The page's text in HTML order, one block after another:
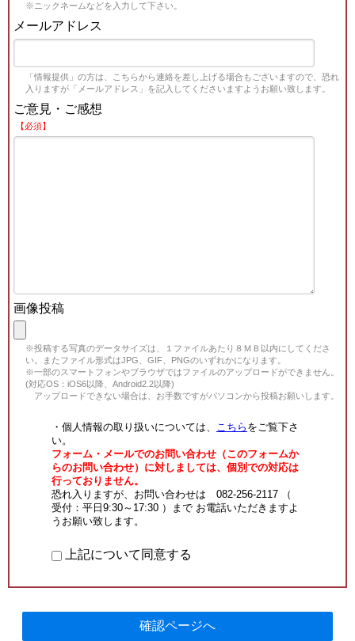
※ニックネームなどを入力して下さい。
メールアドレス
「情報提供」の方は、こちらから連絡を差し上げる場合もございますので、恐れ
入りますが「メールアドレス」を記入してくださいますようお願い致します。
ご意見・ご感想
【必須】
画像投稿
※投稿する写真のデータサイズは、１ファイルあたり８ＭＢ以内にしてくださ
い。またファイル形式はJPG、GIF、PNGのいずれかになります。
※一部のスマートフォンやブラウザではファイルのアップロードができません。
(対応OS：iOS6以降、Android2.2以降)
アップロードできない場合は、お手数ですがパソコンから投稿お願いします。
・個人情報の取り扱いについては、 こちら をご覧下さ
い。
フォーム・メールでのお問い合わせ（このフォームか
らのお問い合わせ）に対しましては、個別での対応は
行っておりません。
恐れ入りますが、お問い合わせは 082-256-2117 （
受付：平日9:30～17:30 ）まで お電話いただきますよ
うお願い致します。
上記について同意する
確認ページへ